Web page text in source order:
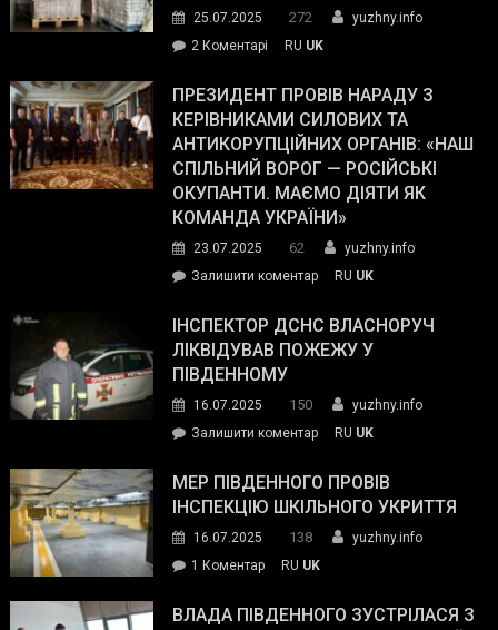
The
Street
Journal.
25.07.2025 272
yuzhny.info
2 Коментарі
Південному
працівникам
ОПЗ
з
матеріального
резерву
гуманітарну
допомогу
RU UK
ПРЕЗИДЕНТ ПРОВІВ НАРАДУ З
КЕРІВНИКАМИ СИЛОВИХ ТА
АНТИКОРУПЦІЙНИХ ОРГАНІВ: «НАШ
СПІЛЬНИЙ ВОРОГ — РОСІЙСЬКІ
ОКУПАНТИ. МАЄМО ДІЯТИ ЯК
КОМАНДА УКРАЇНИ»
23.07.2025 62
yuzhny.info
Залишити коментарon
провів
нараду
силових
та
органів:
«Наш
спільний
окупанти.
RU UK
ІНСПЕКТОР ДСНС ВЛАСНОРУЧ
ЛІКВІДУВАВ ПОЖЕЖУ У
ПІВДЕННОМУ
16.07.2025 150
yuzhny.info
Залишити коментарon
ДСНС
власноруч
пожежу
у
RU UK
МЕР ПІВДЕННОГО ПРОВІВ
ІНСПЕКЦІЮ ШКІЛЬНОГО УКРИТТЯ
16.07.2025 138
yuzhny.info
1 Коментардо
Південного
RU UK
ВЛАДА ПІВДЕННОГО ЗУСТРІЛАСЯ З